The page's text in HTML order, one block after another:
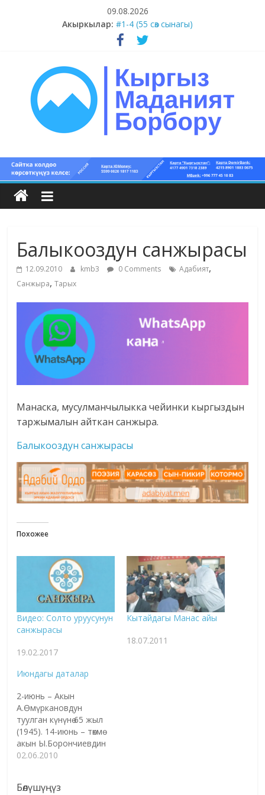
09.08.2026
Акыркылар: #5-8 (55 сөз сынагы)
#1-4 (55 сөз сынагы)
#13-14 (55 сөз сынагы)
#9-10 (55 сөз сынагы)
Кыргыз
маданият
Кыргыз
маданияты
жана
адабияты
Балыкооздун санжырасы
12.09.2010 kmb3 0 Comments Адабият,
Санжыра,Тарых
Манаска, мусулманчылыкка чейинки кыргыздын
таржымалын айткан санжыра.
Балыкооздун санжырасы
Похожее
Видео: Солто уруусунун
санжырасы
19.02.2017
Кытайдагы Манас айы
18.07.2011
Июндагы даталар
2-июнь – Акын
А.Өмүркановдун
туулган күнүнө 65 жыл
(1945). 14-июнь – төкмө
акын Ы.Борончиевдин
туулган күнүнө 100 жыл
(1965) Т.Сатылганов
02.06.2010
Бөлүшүңүз